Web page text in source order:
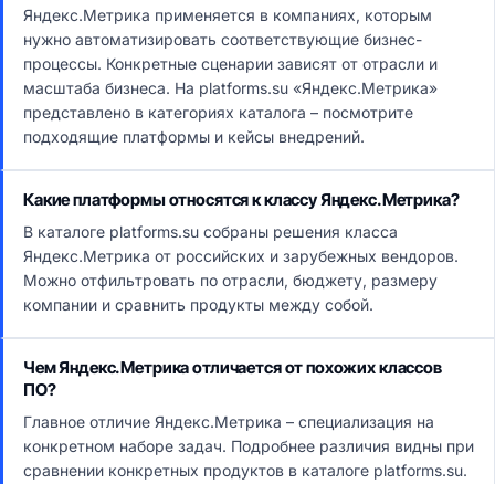
Яндекс.Метрика применяется в компаниях, которым
нужно автоматизировать соответствующие бизнес-
процессы. Конкретные сценарии зависят от отрасли и
масштаба бизнеса. На platforms.su «Яндекс.Метрика»
представлено в категориях каталога – посмотрите
подходящие платформы и кейсы внедрений.
Какие платформы относятся к классу Яндекс.Метрика?
В каталоге platforms.su собраны решения класса
Яндекс.Метрика от российских и зарубежных вендоров.
Можно отфильтровать по отрасли, бюджету, размеру
компании и сравнить продукты между собой.
Чем Яндекс.Метрика отличается от похожих классов
ПО?
Главное отличие Яндекс.Метрика – специализация на
конкретном наборе задач. Подробнее различия видны при
сравнении конкретных продуктов в каталоге platforms.su.